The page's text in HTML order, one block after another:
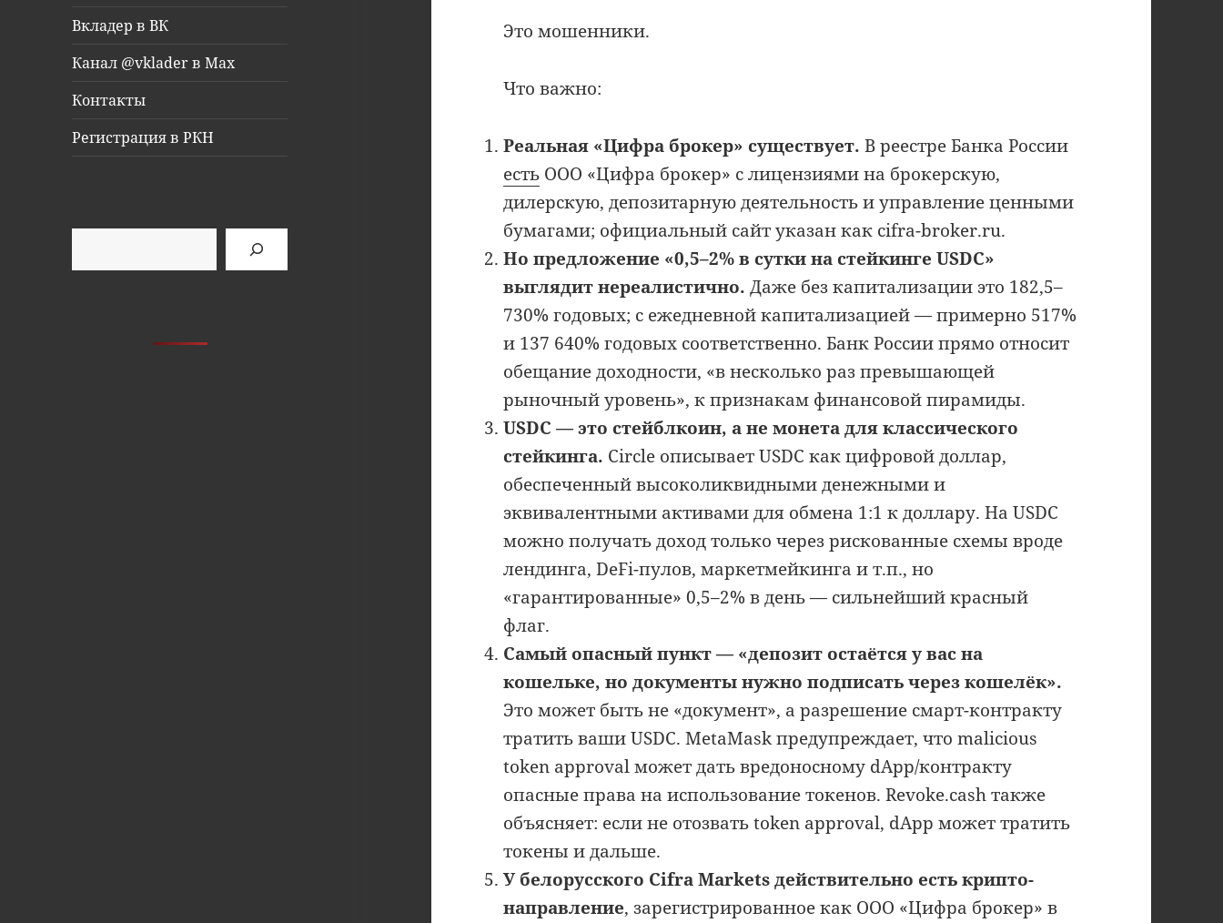
Вкладер в ВК
Канал @vklader в Max
Контакты
Регистрация в РКН
Это мошенники.
Что важно:
Реальная «Цифра брокер» существует. В реестре Банка России
есть ООО «Цифра брокер» с лицензиями на брокерскую,
дилерскую, депозитарную деятельность и управление ценными
бумагами; официальный сайт указан как cifra-broker.ru.
Но предложение «0,5–2% в сутки на стейкинге USDC»
выглядит нереалистично. Даже без капитализации это 182,5–
730% годовых; с ежедневной капитализацией — примерно 517%
и 137 640% годовых соответственно. Банк России прямо относит
обещание доходности, «в несколько раз превышающей
рыночный уровень», к признакам финансовой пирамиды.
USDC — это стейблкоин, а не монета для классического
стейкинга. Circle описывает USDC как цифровой доллар,
обеспеченный высоколиквидными денежными и
эквивалентными активами для обмена 1:1 к доллару. На USDC
можно получать доход только через рискованные схемы вроде
лендинга, DeFi-пулов, маркетмейкинга и т.п., но
«гарантированные» 0,5–2% в день — сильнейший красный
флаг.
Самый опасный пункт — «депозит остаётся у вас на
кошельке, но документы нужно подписать через кошелёк».
Это может быть не «документ», а разрешение смарт-контракту
тратить ваши USDC. MetaMask предупреждает, что malicious
token approval может дать вредоносному dApp/контракту
опасные права на использование токенов. Revoke.cash также
объясняет: если не отозвать token approval, dApp может тратить
токены и дальше.
У белорусского Cifra Markets действительно есть крипто-
направление, зарегистрированное как ООО «Цифра брокер» в